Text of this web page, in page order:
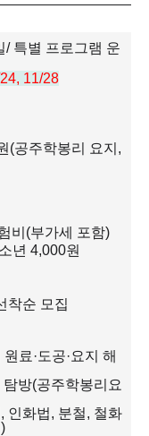
/ 특별 프로그램 운
11/28
(공주학봉리 요지 ,
비(부가세 포함)
년 4,000원
착순 모집
원료 · 도공·요지 해
탐방(공주학봉리요
, 인화법, 분철, 철화
)